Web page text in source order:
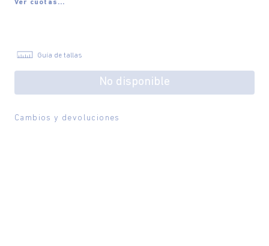
Ver cuotas...
Guía de tallas
No disponible
Cambios y devoluciones